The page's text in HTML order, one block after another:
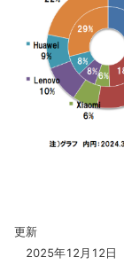
更新
2025年12月12日